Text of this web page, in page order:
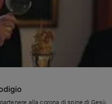
alla corona di spine di Gesù,